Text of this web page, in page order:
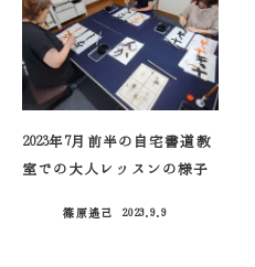
2023年7月前半の自宅書道教
室での大人レッスンの様子
篠原遙己
2023.9.9